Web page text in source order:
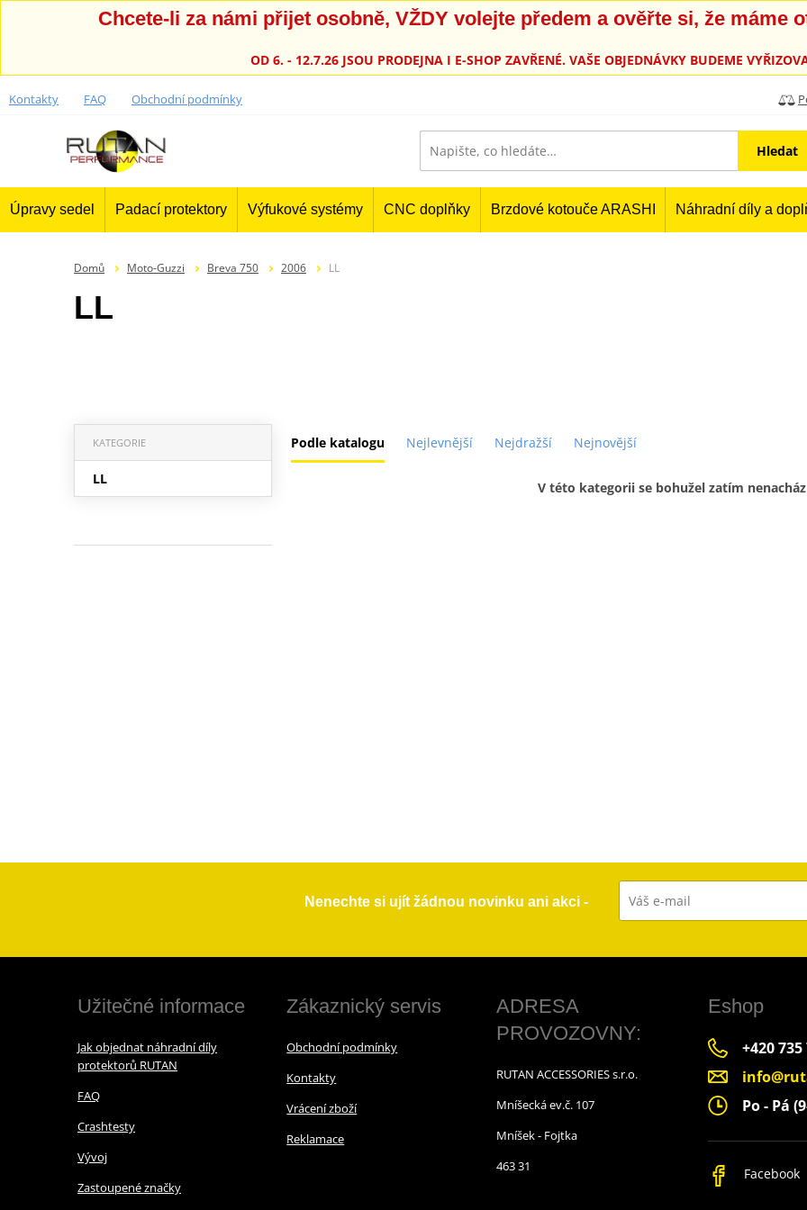
Chcete-li za námi přijet osobně, VŽDY volejte předem a ověřte si, že máme
OD 6. - 12.7.26 JSOU PRODEJNA I E-SHOP ZAVŘENÉ. VAŠE OBJEDNÁVKY BUDEME
Kontakty FAQ Obchodní podmínky
Hledat
Úpravy sedel Padací protektory Výfukové systémy CNC doplňky Brzdové kotouče ARASHI Náhradní díly a
Domů Moto-Guzzi Breva 750 2006 LL
LL
Podle katalogu Nejlevnější Nejdražší Nejnovější
KATEGORIE
LL
V této kategorii se bohužel zatím
Nenechte si ujít žádnou novinku ani akci -
Užitečné informace
Jak objednat náhradní díly
protektorů RUTAN
FAQ
Crashtesty
Vývoj
Zastoupené značky
Zákaznický servis
Obchodní podmínky
Kontakty
Vrácení zboží
Reklamace
ADRESA
PROVOZOVNY:
RUTAN ACCESSORIES s.r.o.
Mníšecká ev.č. 107
Mníšek - Fojtka
463 31
Eshop
+420 735
Po - Pá
Facebook